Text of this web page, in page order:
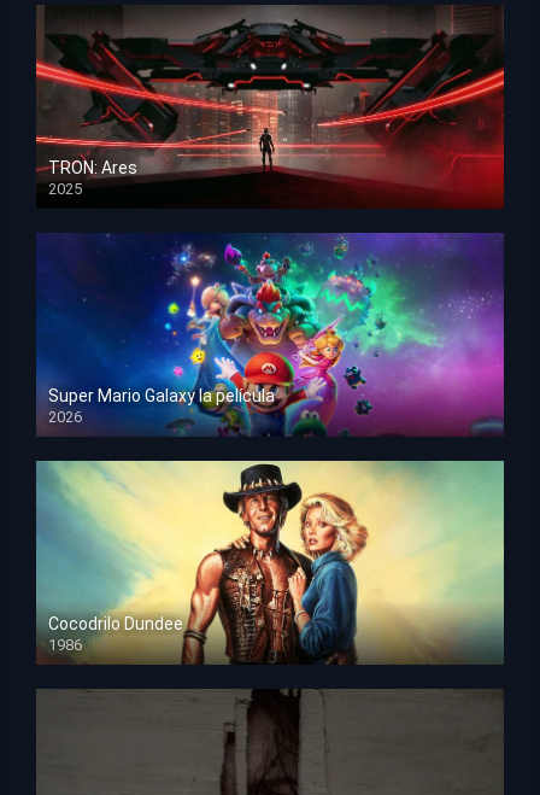
TRON: Ares
2025
HD 1080p
Super Mario Galaxy la película
2026
HD 1080p
Cocodrilo Dundee
1986
HD 1080p